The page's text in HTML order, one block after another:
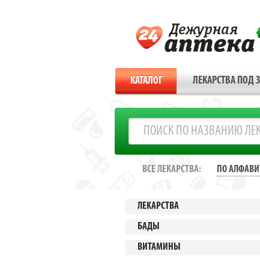
КАТАЛОГ ЛЕКАРСТВА ПОД
ВСЕ ЛЕКАРСТВА: ПО
ЛЕКАРСТВА
БАДЫ
ВИТАМИНЫ